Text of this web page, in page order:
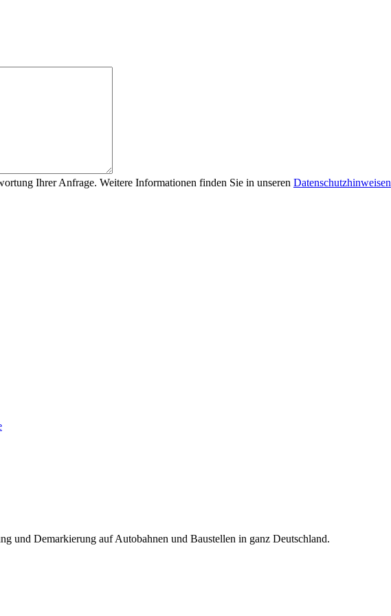
Ihrer Anfrage. Weitere Informationen finden Sie in unseren Datenschutzhinweisen
und Demarkierung auf Autobahnen und Baustellen in ganz Deutschland.